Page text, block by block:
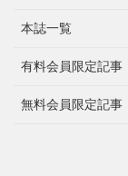
本誌一覧
有料会員限定記事
無料会員限定記事